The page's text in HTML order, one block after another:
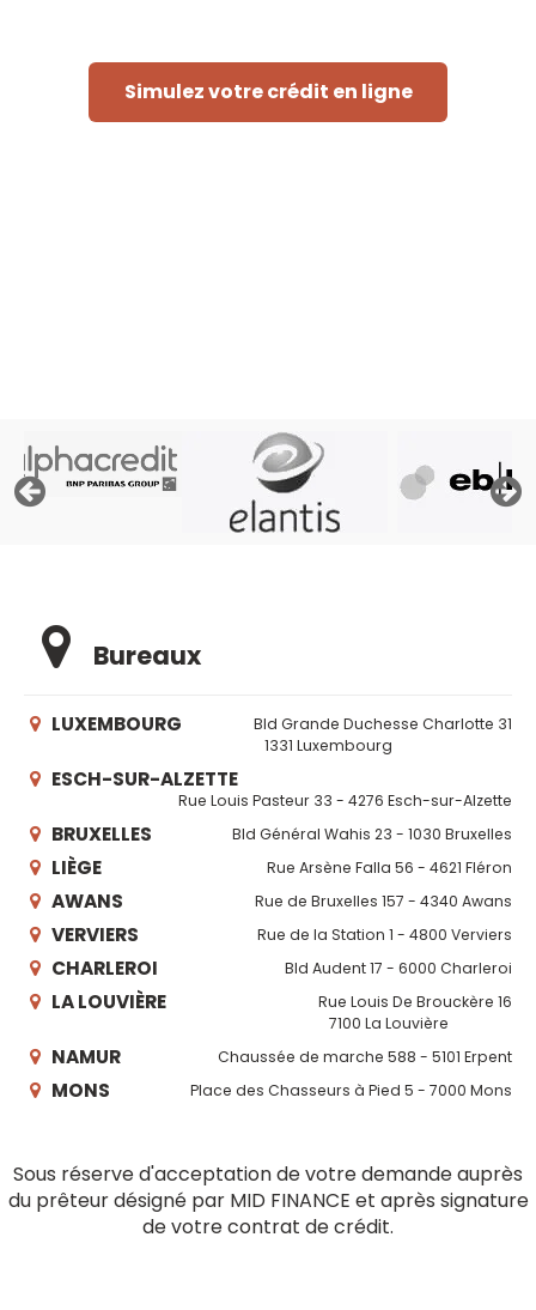
Simulez votre crédit en ligne
Bureaux
LUXEMBOURG
Bld Grande Duchesse Charlotte 31
1331 Luxembourg
ESCH-SUR-ALZETTE
Rue Louis Pasteur 33 - 4276 Esch-sur-Alzette
BRUXELLES Bld Général Wahis 23 - 1030 Bruxelles
LIÈGE Rue Arsène Falla 56 - 4621 Fléron
AWANS Rue de Bruxelles 157 - 4340 Awans
VERVIERS Rue de la Station 1 - 4800 Verviers
CHARLEROI Bld Audent 17 - 6000 Charleroi
LA LOUVIÈRE
Rue Louis De Brouckère 16
7100 La Louvière
NAMUR Chaussée de marche 588 - 5101 Erpent
MONS Place des Chasseurs à Pied 5 - 7000 Mons
Sous réserve d'acceptation de votre demande auprès
du prêteur désigné par MID FINANCE et après signature
de votre contrat de crédit.